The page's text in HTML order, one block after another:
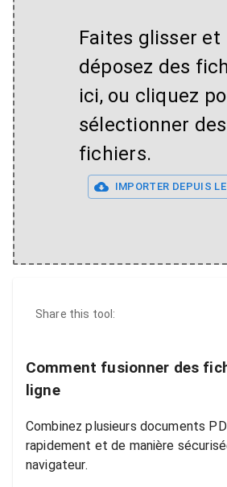
Faites glisser et
déposez des
ici, ou cliquez
sélectionner des
fichiers.
IMPORTER DEPUIS
Share this tool:
Comment fusionner des
ligne
Combinez plusieurs documents
rapidement et de manière
navigateur.